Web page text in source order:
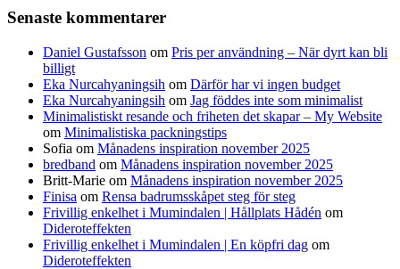
Senaste kommentarer
Daniel Gustafsson om Pris per användning – När dyrt kan bli
billigt
Eka Nurcahyaningsih om Därför har vi ingen budget
Eka Nurcahyaningsih om Jag föddes inte som minimalist
Minimalistiskt resande och friheten det skapar – My Website
om Minimalistiska packningstips
Sofia om Månadens inspiration november 2025
bredband om Månadens inspiration november 2025
Britt-Marie om Månadens inspiration november 2025
Finisa om Rensa badrumsskåpet steg för steg
Frivillig enkelhet i Mumindalen | Hållplats Hådén om
Dideroteffekten
Frivillig enkelhet i Mumindalen | En köpfri dag om
Dideroteffekten